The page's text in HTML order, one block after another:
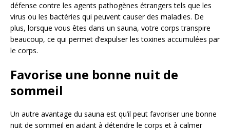
défense contre les agents pathogènes étrangers tels que les
virus ou les bactéries qui peuvent causer des maladies. De
plus, lorsque vous êtes dans un sauna, votre corps transpire
beaucoup, ce qui permet d’expulser les toxines accumulées par
le corps.
Favorise une bonne nuit de
sommeil
Un autre avantage du sauna est qu’il peut favoriser une bonne
nuit de sommeil en aidant à détendre le corps et à calmer